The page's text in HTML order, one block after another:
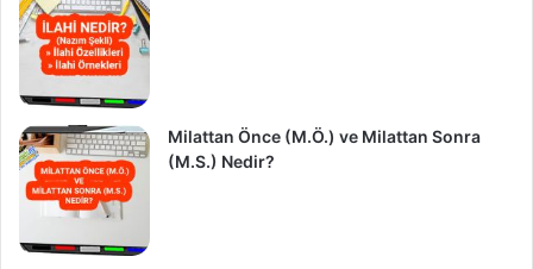
Milattan Önce (M.Ö.) ve Milattan Sonra
(M.S.) Nedir?